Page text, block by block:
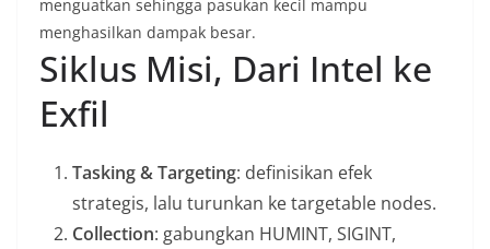
menguatkan sehingga pasukan kecil mampu
menghasilkan dampak besar.
Siklus Misi, Dari Intel ke
Exfil
Tasking & Targeting: definisikan efek
strategis, lalu turunkan ke targetable nodes.
Collection: gabungkan HUMINT, SIGINT,